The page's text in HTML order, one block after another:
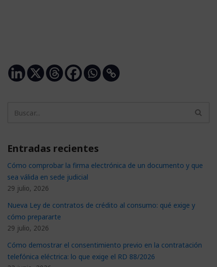
Entradas recientes
Cómo comprobar la firma electrónica de un documento y que
sea válida en sede judicial
29 julio, 2026
Nueva Ley de contratos de crédito al consumo: qué exige y
cómo prepararte
29 julio, 2026
Cómo demostrar el consentimiento previo en la contratación
telefónica eléctrica: lo que exige el RD 88/2026